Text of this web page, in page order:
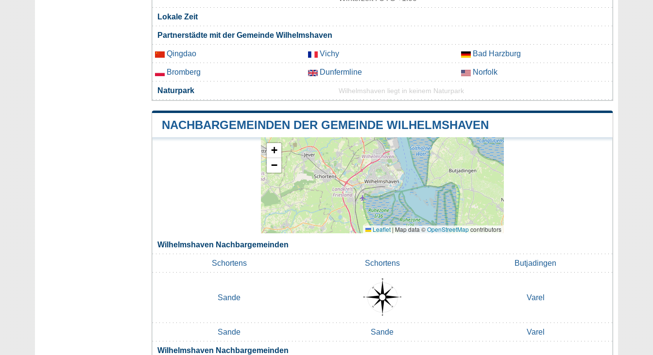
Lokale Zeit
Partnerstädte mit der Gemeinde Wilhelmshaven
Qingdao Vichy Bad Harzburg
Bromberg Dunfermline Norfolk
Naturpark Wilhelmshaven liegt in keinem Naturpark
NACHBARGEMEINDEN DER GEMEINDE WILHELMSHAVEN
+
−
Leaflet |Map data ©OpenStreetMapcontributors
Wilhelmshaven Nachbargemeinden
Schortens Schortens Butjadingen
Sande Varel
Sande Sande Varel
Wilhelmshaven Nachbargemeinden